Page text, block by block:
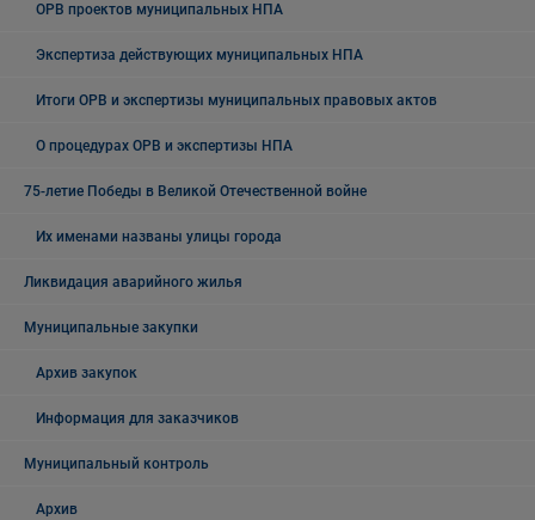
ОРВ проектов муниципальных НПА
Экспертиза действующих муниципальных НПА
Итоги ОРВ и экспертизы муниципальных правовых актов
О процедурах ОРВ и экспертизы НПА
75-летие Победы в Великой Отечественной войне
Их именами названы улицы города
Ликвидация аварийного жилья
Муниципальные закупки
Архив закупок
Информация для заказчиков
Муниципальный контроль
Архив